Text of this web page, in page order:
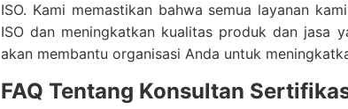
ISO. Kami memastikan bahwa semua layanan
ISO dan meningkatkan kualitas produk dan jasa
akan membantu organisasi Anda untuk
FAQ Tentang Konsultan